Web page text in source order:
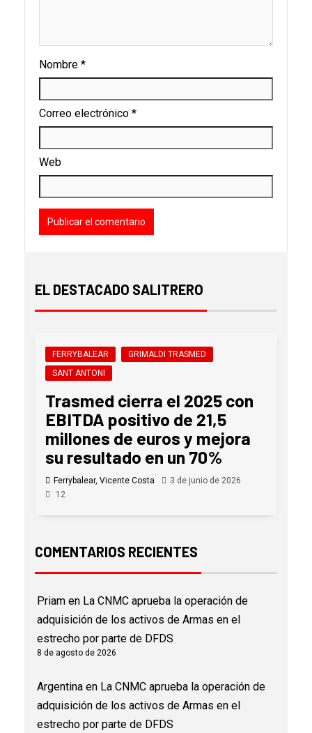
Nombre *
Correo electrónico *
Web
EL DESTACADO SALITRERO
FERRYBALEAR
GRIMALDI TRASMED
SANT ANTONI
Trasmed cierra el 2025 con
EBITDA positivo de 21,5
millones de euros y mejora
su resultado en un 70%
Ferrybalear, Vicente Costa
3 de junio de 2026
12
COMENTARIOS RECIENTES
Priam en La CNMC aprueba la operación de
adquisición de los activos de Armas en el
estrecho por parte de DFDS
8 de agosto de 2026
Argentina en La CNMC aprueba la operación de
adquisición de los activos de Armas en el
estrecho por parte de DFDS